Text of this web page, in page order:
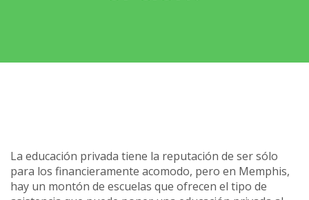
La educación privada tiene la reputación de ser sólo
para los financieramente acomodo, pero en Memphis,
hay un montón de escuelas que ofrecen el tipo de